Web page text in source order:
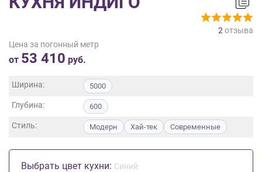
2 отзыва
Цена за погонный метр
от 53 410 руб.
Ширина: 5000
Глубина: 600
Стиль: Модерн Хай-тек Современные
Выбрать цвет кухни: Синий
данных ,
Согласие
обработку
данных